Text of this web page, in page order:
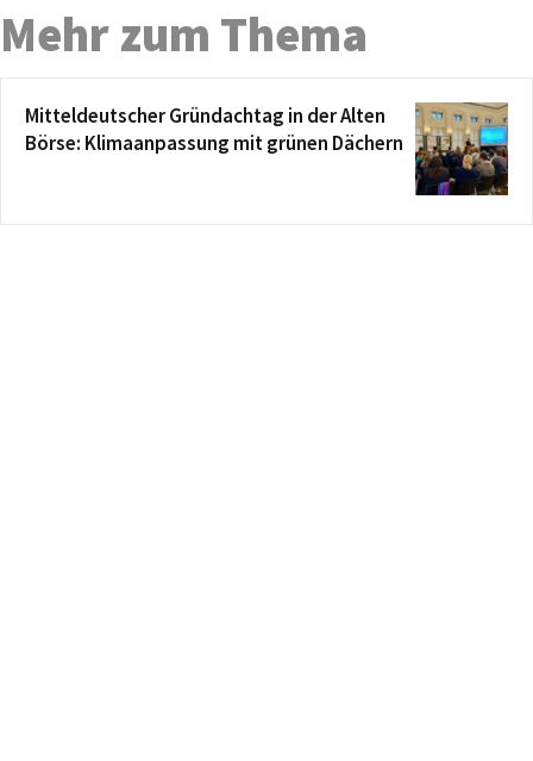
Mehr zum Thema
Mitteldeutscher Gründachtag in der Alten
Börse: Klimaanpassung mit grünen Dächern